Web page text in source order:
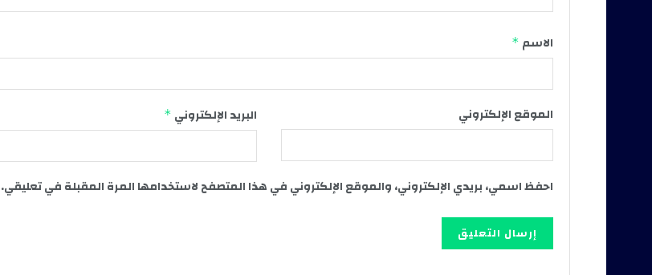
الاسم *
البريد الإلكتروني * الموقع الإلكتروني
احفظ اسمي، بريدي الإلكتروني، والموقع الإلكتروني في هذا المتصفح لاستخدامها المرة المقبلة في تعليقي.